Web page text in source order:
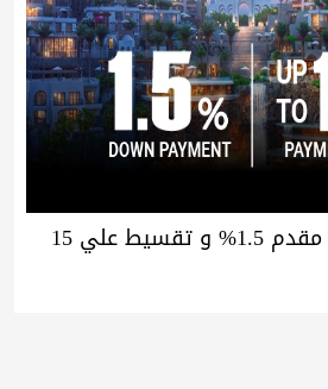
عرض لفترة محدودة مقدم 1.5% و تقسيط علي 15